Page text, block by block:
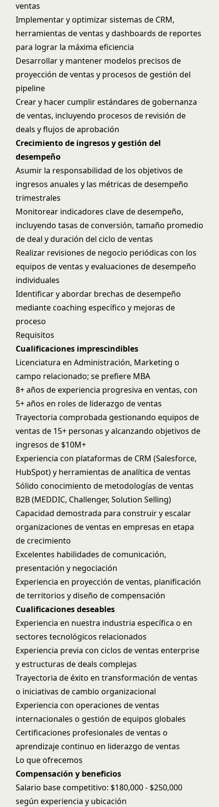
ventas
Implementar y optimizar sistemas de CRM,
herramientas de ventas y dashboards de reportes
para lograr la máxima eficiencia
Desarrollar y mantener modelos precisos de
proyección de ventas y procesos de gestión del
pipeline
Crear y hacer cumplir estándares de gobernanza
de ventas, incluyendo procesos de revisión de
deals y flujos de aprobación
Crecimiento de ingresos y gestión del
desempeño
Asumir la responsabilidad de los objetivos de
ingresos anuales y las métricas de desempeño
trimestrales
Monitorear indicadores clave de desempeño,
incluyendo tasas de conversión, tamaño promedio
de deal y duración del ciclo de ventas
Realizar revisiones de negocio periódicas con los
equipos de ventas y evaluaciones de desempeño
individuales
Identificar y abordar brechas de desempeño
mediante coaching específico y mejoras de
proceso
Requisitos
Cualificaciones imprescindibles
Licenciatura en Administración, Marketing o
campo relacionado; se prefiere MBA
8+ años de experiencia progresiva en ventas, con
5+ años en roles de liderazgo de ventas
Trayectoria comprobada gestionando equipos de
ventas de 15+ personas y alcanzando objetivos de
ingresos de $10M+
Experiencia con plataformas de CRM (Salesforce,
HubSpot) y herramientas de analítica de ventas
Sólido conocimiento de metodologías de ventas
B2B (MEDDIC, Challenger, Solution Selling)
Capacidad demostrada para construir y escalar
organizaciones de ventas en empresas en etapa
de crecimiento
Excelentes habilidades de comunicación,
presentación y negociación
Experiencia en proyección de ventas, planificación
de territorios y diseño de compensación
Cualificaciones deseables
Experiencia en nuestra industria específica o en
sectores tecnológicos relacionados
Experiencia previa con ciclos de ventas enterprise
y estructuras de deals complejas
Trayectoria de éxito en transformación de ventas
o iniciativas de cambio organizacional
Experiencia con operaciones de ventas
internacionales o gestión de equipos globales
Certificaciones profesionales de ventas o
aprendizaje continuo en liderazgo de ventas
Lo que ofrecemos
Compensación y beneficios
Salario base competitivo: $180,000 - $250,000
según experiencia y ubicación